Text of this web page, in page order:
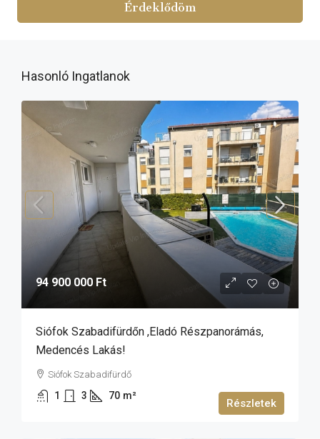
Érdeklődöm
Hasonló Ingatlanok
94 900 000 Ft
Siófok Szabadifürdőn ,eladó Részpanorámás,
Medencés Lakás!
Siófok Szabadifürdő
1 3 70 m²
Részletek